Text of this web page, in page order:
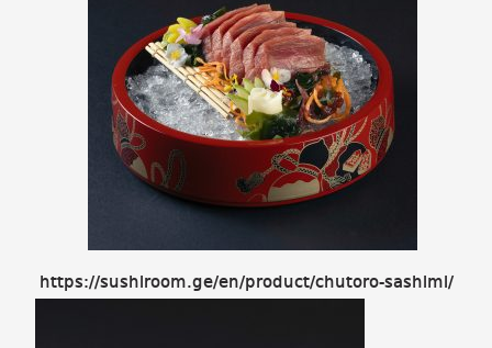
https://sushiroom.ge/en/product/chutoro-sashimi/